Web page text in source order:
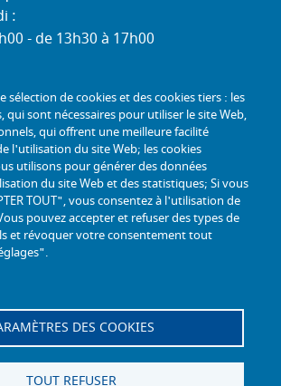
:
- de 13h30 à 17h00
:
:
- de 13h30 à 17h00
- de 13h30 à 16h30
26 26 06 06
accueil@mdph51.fr
sélection de cookies et des cookies tiers : les
qui sont nécessaires pour utiliser le site Web,
qui offrent une meilleure facilité
l'utilisation du site Web; les cookies
utilisons pour générer des données
du site Web et des statistiques; Si vous
TOUT", vous consentez à l'utilisation de
pouvez accepter et refuser des types de
et révoquer votre consentement tout
DES COOKIES
TOUT REFUSER
Offres d'emploi
- Conformité partielle